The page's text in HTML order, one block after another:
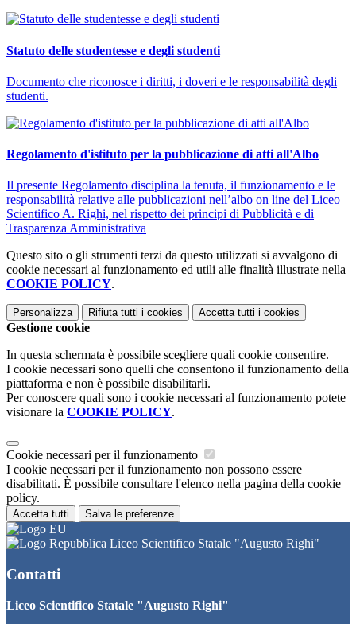
Statuto delle studentesse e degli studenti
Documento che riconosce i diritti, i doveri e le responsabilità degli
studenti.
Regolamento d'istituto per la pubblicazione di atti all'Albo
Il presente Regolamento disciplina la tenuta, il funzionamento e le
responsabilità relative alle pubblicazioni nell’albo on line del Liceo
Scientifico A. Righi, nel rispetto dei principi di Pubblicità e di
Trasparenza Amministrativa
Questo sito o gli strumenti terzi da questo utilizzati si avvalgono di
cookie necessari al funzionamento ed utili alle finalità illustrate nella
COOKIE POLICY.
Personalizza Rifiuta tutti i cookies Accetta tutti i cookies
Gestione cookie
In questa schermata è possibile scegliere quali cookie consentire.
I cookie necessari sono quelli che consentono il funzionamento della
piattaforma e non è possibile disabilitarli.
Per conoscere quali sono i cookie necessari al funzionamento potete
visionare la COOKIE POLICY.
Cookie necessari per il funzionamento
I cookie necessari per il funzionamento non possono essere
disabilitati. È possibile consultare l'elenco nella pagina della cookie
policy.
Accetta tutti Salva le preferenze
Liceo Scientifico Statale "Augusto Righi"
Contatti
Liceo Scientifico Statale "Augusto Righi"